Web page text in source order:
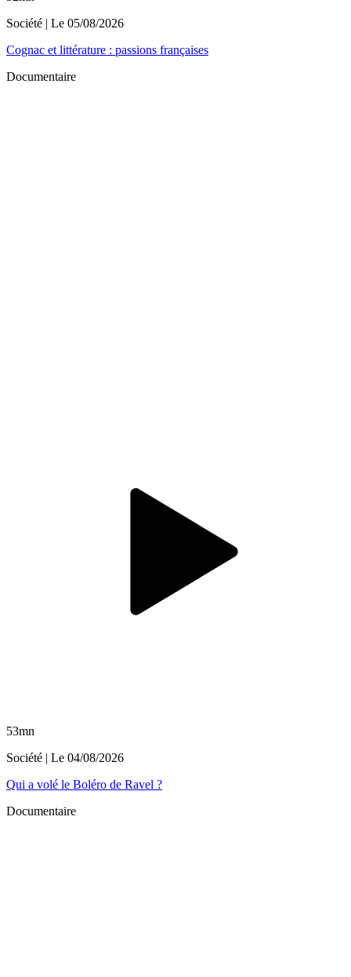
Société | Le 05/08/2026
Cognac et littérature : passions françaises
Documentaire
53mn
Société | Le 04/08/2026
Qui a volé le Boléro de Ravel ?
Documentaire